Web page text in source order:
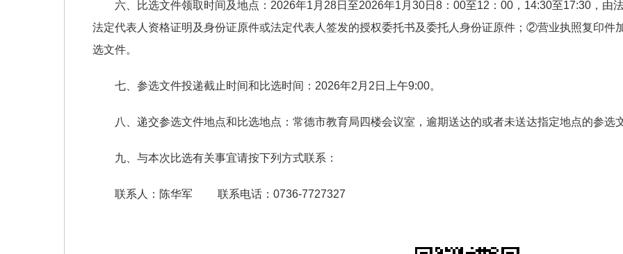
六、比选文件领取时间及地点：2026年1月28日至2026年1月30日8：00至12：00，14:30至17:30，
法定代表人资格证明及身份证原件或法定代表人签发的授权委托书及委托人身份证原件；②营业执照复印件
选文件。
七、参选文件投递截止时间和比选时间：2026年2月2日上午9:00。
八、递交参选文件地点和比选地点：常德市教育局四楼会议室，逾期送达的或者未送达指定地点的参选
九、与本次比选有关事宜请按下列方式联系：
联系人：陈华军 联系电话：0736-7727327